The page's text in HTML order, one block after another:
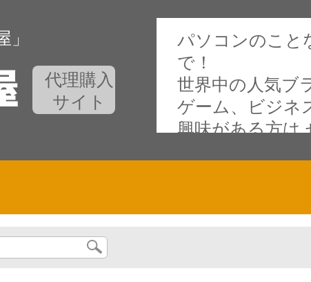
代理購入
サイト
パソコンのこと
で！
世界中の人気ブ
ゲーム、ビジネ
興味がある方は